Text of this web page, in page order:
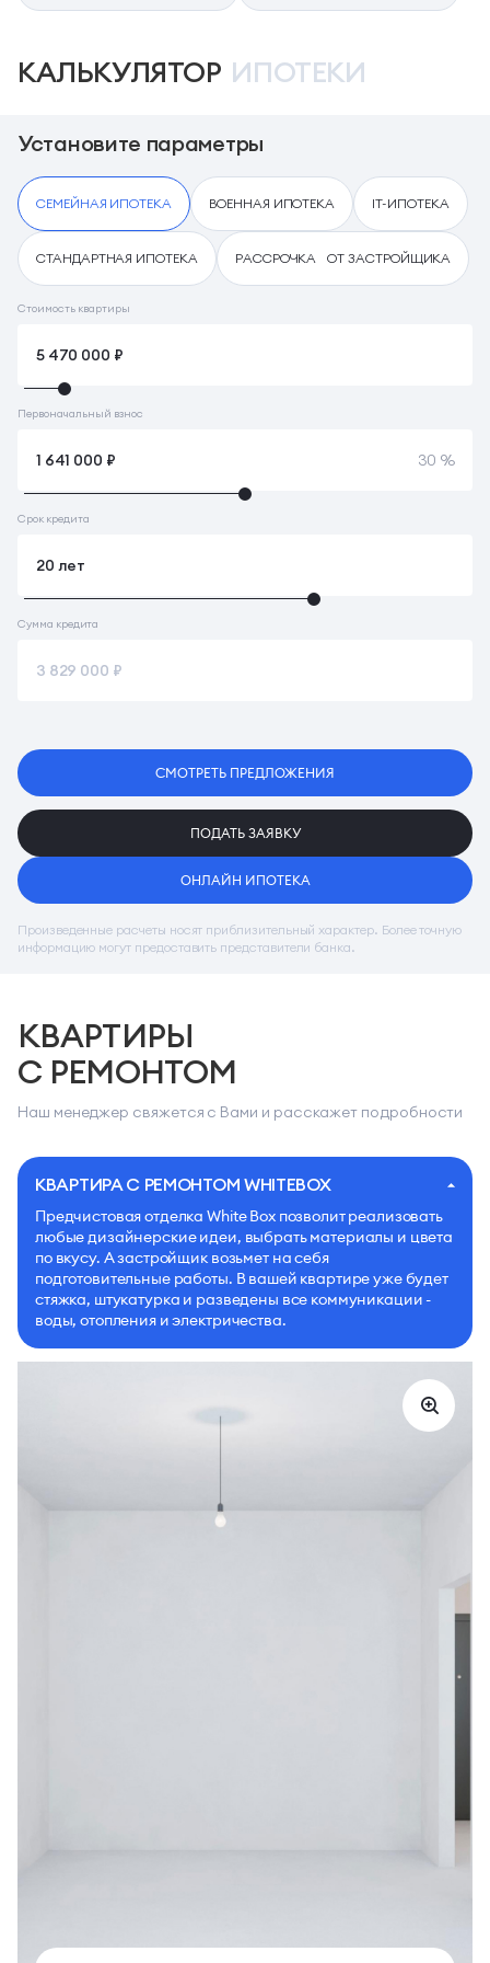
КАЛЬКУЛЯТОР ИПОТЕКИ
Установите параметры
СЕМЕЙНАЯ ИПОТЕКА ВОЕННАЯ ИПОТЕКА IT-ИПОТЕКА
СТАНДАРТНАЯ ИПОТЕКА РАССРОЧКА ОТ ЗАСТРОЙЩИКА
Стоимость квартиры
Первоначальный взнос
30 %
Срок кредита
Сумма кредита
СМОТРЕТЬ ПРЕДЛОЖЕНИЯ
ПОДАТЬ ЗАЯВКУ
ОНЛАЙН ИПОТЕКА
Произведенные расчеты носят приблизительный характер. Более точную
информацию могут предоставить представители банка.
КВАРТИРЫ
С РЕМОНТОМ
Наш менеджер свяжется с Вами и расскажет подробности
КВАРТИРА С РЕМОНТОМ WHITEBOX
Предчистовая отделка White Box позволит реализовать
любые дизайнерские идеи, выбрать материалы и цвета
по вкусу. А застройщик возьмет на себя
подготовительные работы. В вашей квартире уже будет
стяжка, штукатурка и разведены все коммуникации -
воды, отопления и электричества.